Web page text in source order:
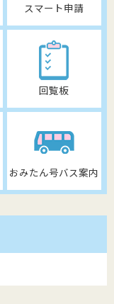
スマート申請
回覧板
おみたん号バス案内